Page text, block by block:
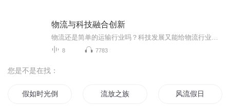
物流与科技融合创新
8 7783
您是不是在找：
假如时光倒流呢 流放之族 风流假日